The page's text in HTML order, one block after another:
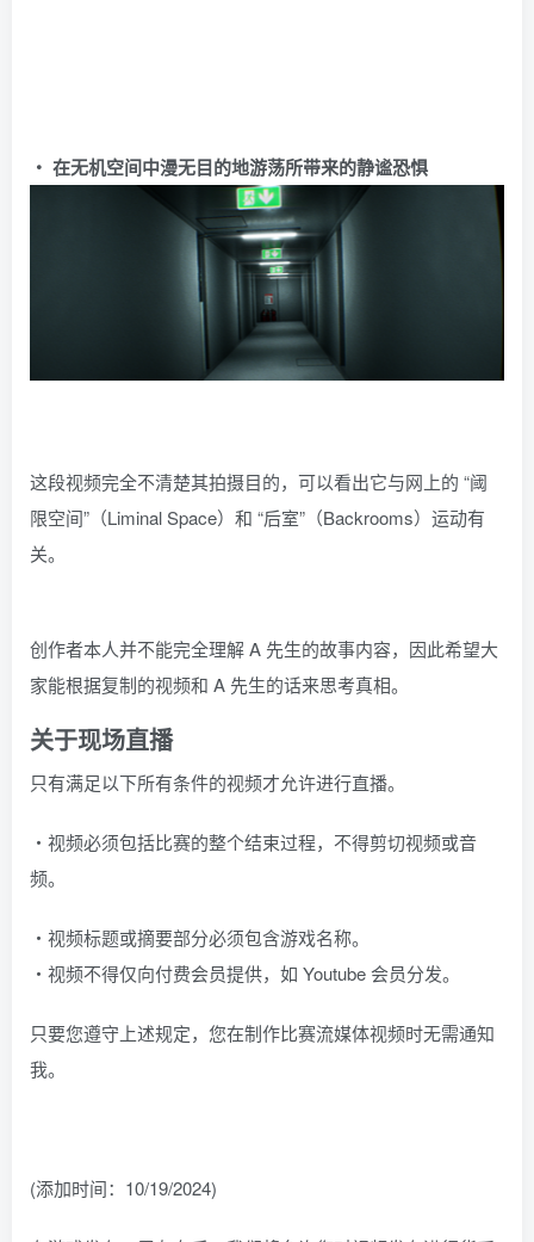
・ 在无机空间中漫无目的地游荡所带来的静谧恐惧
这段视频完全不清楚其拍摄目的，可以看出它与网上的 “阈
限空间”（Liminal Space）和 “后室”（Backrooms）运动有
关。
创作者本人并不能完全理解 A 先生的故事内容，因此希望大
家能根据复制的视频和 A 先生的话来思考真相。
关于现场直播
只有满足以下所有条件的视频才允许进行直播。
・视频必须包括比赛的整个结束过程，不得剪切视频或音
频。
・视频标题或摘要部分必须包含游戏名称。
・视频不得仅向付费会员提供，如 Youtube 会员分发。
只要您遵守上述规定，您在制作比赛流媒体视频时无需通知
我。
(添加时间：10/19/2024)